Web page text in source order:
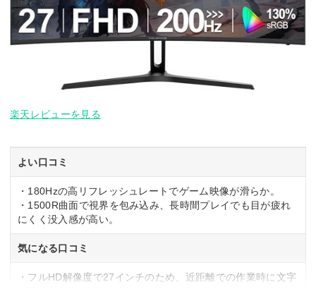
楽天レビューを見る
よい口コミ
・180Hzの高リフレッシュレートでゲーム映像が滑らか。
・1500R曲面で視界を包み込み、長時間プレイでも目が疲れ
にくく没入感が高い。
気になる口コミ
・フルHD解像度で27インチのため、近距離での作業時に文字